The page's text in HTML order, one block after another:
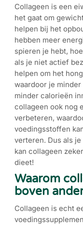
Collageen is een
het gaat om
helpen bij het
hebben meer
spieren je hebt,
als je niet actief
helpen om het
waardoor je
minder calorieën
collageen ook nog
verbeteren,
voedingsstoffen
verteren. Dus als
kan collageen
dieet!
Waarom
boven
Collageen is echt